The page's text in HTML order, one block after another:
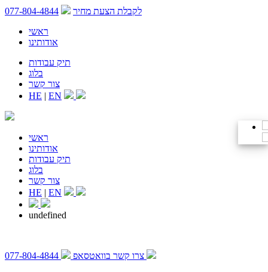
לקבלת הצעת מחיר
077-804-4844
ראשי
אודותינו
תיק עבודות
בלוג
צור קשר
HE | EN
ראשי
אודותינו
תיק עבודות
בלוג
צור קשר
HE | EN
undefined
צרו קשר בוואטסאפ 077-804-4844